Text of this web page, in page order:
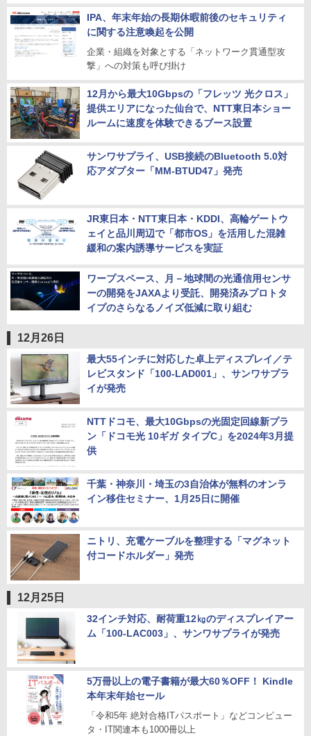
IPA、年末年始の長期休暇前後のセキュリティ
に関する注意喚起を公開
企業・組織を対象とする「ネットワーク貫通型攻
撃」への対策も呼び掛け
12月から最大10Gbpsの「フレッツ 光クロス」
提供エリアになった仙台で、NTT東日本ショー
ルームに速度を体験できるブース設置
サンワサプライ、USB接続のBluetooth 5.0対
応アダプター「MM-BTUD47」発売
JR東日本・NTT東日本・KDDI、高輪ゲートウ
ェイと品川周辺で「都市OS」を活用した混雑
緩和の案内誘導サービスを実証
ワープスペース、月－地球間の光通信用センサ
ーの開発をJAXAより受託、開発済みプロトタ
イプのさらなるノイズ低減に取り組む
12月26日
最大55インチに対応した卓上ディスプレイ／テ
レビスタンド「100-LAD001」、サンワサプラ
イが発売
NTTドコモ、最大10Gbpsの光固定回線新プラ
ン「ドコモ光 10ギガ タイプC」を2024年3月提
供
千葉・神奈川・埼玉の3自治体が無料のオンラ
イン移住セミナー、1月25日に開催
ニトリ、充電ケーブルを整理する「マグネット
付コードホルダー」発売
12月25日
32インチ対応、耐荷重12㎏のディスプレイアー
ム「100-LAC003」、サンワサプライが発売
5万冊以上の電子書籍が最大60％OFF！ Kindle
本年末年始セール
「令和5年 絶対合格ITパスポート」などコンピュー
タ・IT関連本も1000冊以上